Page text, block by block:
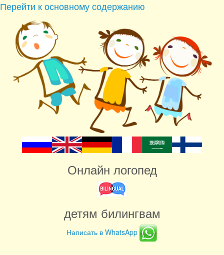
Перейти к основному содержанию
Онлайн логопед
детям билингвам
Написать в WhatsApp